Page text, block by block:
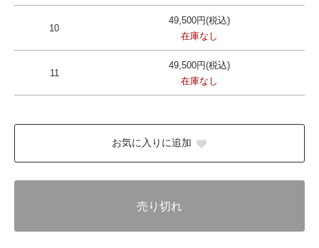
10
49,500円(税込)
在庫なし
11
49,500円(税込)
在庫なし
お気に入りに追加
売り切れ